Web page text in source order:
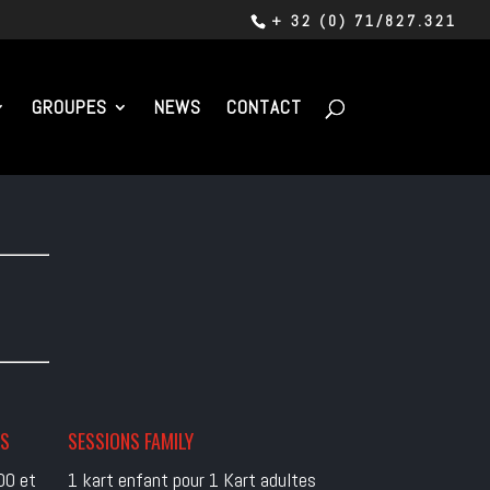
+ 32 (0) 71/827.321
GROUPES NEWS CONTACT
et
SESSIONS FAMILY
1 kart enfant pour 1 Kart adultes